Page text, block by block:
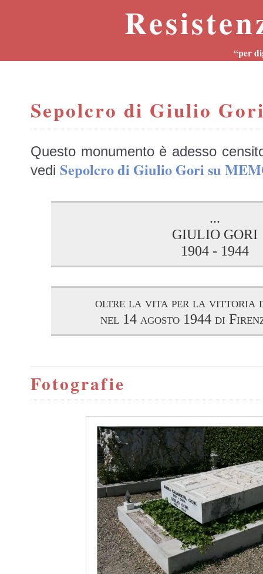
“per
Sepolcro di Giulio
Questo monumento è adesso
vedi Sepolcro di Giulio Gori su
...
GIULIO GORI
1904 - 1944
oltre la vita per la vittoria
nel 14 agosto 1944 di
Fotografie